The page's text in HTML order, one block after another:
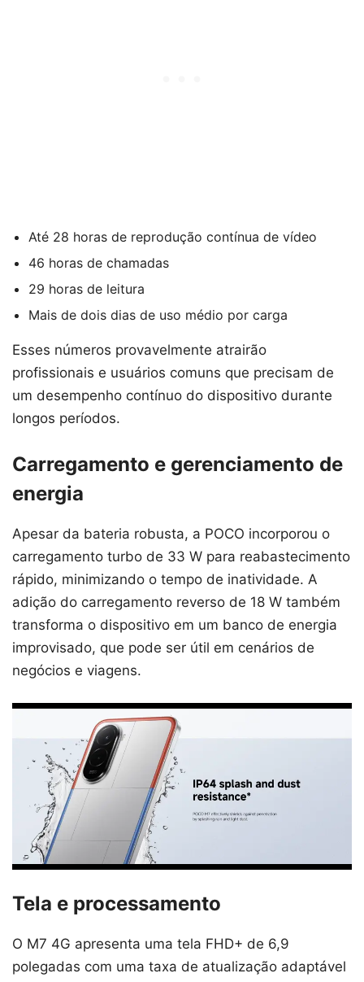
Até 28 horas de reprodução contínua de vídeo
46 horas de chamadas
29 horas de leitura
Mais de dois dias de uso médio por carga
Esses números provavelmente atrairão
profissionais e usuários comuns que precisam de
um desempenho contínuo do dispositivo durante
longos períodos.
Carregamento e gerenciamento de
energia
Apesar da bateria robusta, a POCO incorporou o
carregamento turbo de 33 W para reabastecimento
rápido, minimizando o tempo de inatividade. A
adição do carregamento reverso de 18 W também
transforma o dispositivo em um banco de energia
improvisado, que pode ser útil em cenários de
negócios e viagens.
Tela e processamento
O M7 4G apresenta uma tela FHD+ de 6,9
polegadas com uma taxa de atualização adaptável